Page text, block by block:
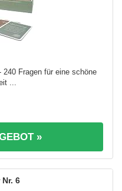
Fragen für eine schöne
...
»
6